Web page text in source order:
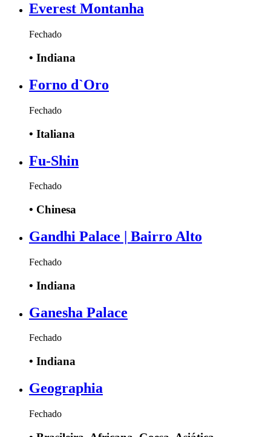
Everest Montanha
Fechado
• Indiana
Forno d`Oro
Fechado
• Italiana
Fu-Shin
Fechado
• Chinesa
Gandhi Palace | Bairro Alto
Fechado
• Indiana
Ganesha Palace
Fechado
• Indiana
Geographia
Fechado